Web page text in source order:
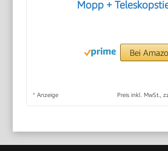
Mopp +
Bei
* Anzeige Preis inkl. MwSt.,